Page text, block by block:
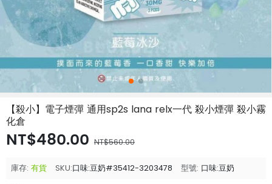
【殺小】電子煙彈 通用sp2s lana relx一代 殺小煙彈 殺小霧
化倉
NT$480.00 NT$560.00
庫存: 有貨 SKU:口味:豆奶#35412-3203478 型號: 口味:豆奶